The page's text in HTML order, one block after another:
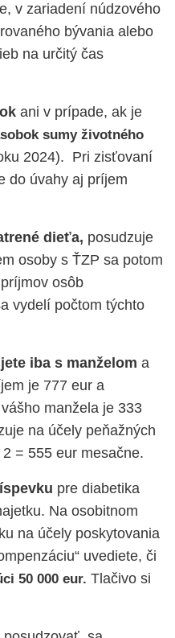
v zariadení núdzového
bývania alebo
na určitý čas
ani v prípade, ak je
sumy životného
2024). Pri zisťovaní
do úvahy aj príjem
dieťa, posudzuje
osoby s ŤZP sa potom
osôb
vydelí počtom týchto
iba s manželom a
je 777 eur a
manžela je 333
na účely peňažných
= 555 eur mesačne.
pre diabetika
Na osobitnom
na účely poskytovania
uvediete, či
50 000 eur. Tlačivo si